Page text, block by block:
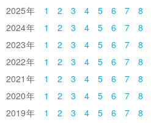
2025
1 2 3 4 5 6 7 8
2024
1 2 3 4 5 6 7 8
2023
1 2 3 4 5 6 7 8
2022
1 2 3 4 5 6 7 8
2021
1 2 3 4 5 6 7 8
2020
1 2 3 4 5 6 7 8
2019
1 2 3 4 5 6 7 8